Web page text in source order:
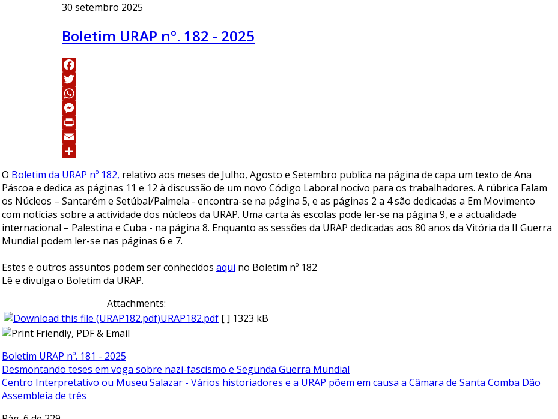
30 setembro 2025
Boletim URAP nº. 182 - 2025
Facebook
Twitter
WhatsApp
Messenger
Print
Email
O Boletim da URAP nº 182, relativo aos meses de Julho, Agosto e Setembro publica na página de capa um texto de Ana
Páscoa e dedica as páginas 11 e 12 à discussão de um novo Código Laboral nocivo para os trabalhadores. A rúbrica Falam
os Núcleos – Santarém e Setúbal/Palmela - encontra-se na página 5, e as páginas 2 a 4 são dedicadas a Em Movimento
com notícias sobre a actividade dos núcleos da URAP. Uma carta às escolas pode ler-se na página 9, e a actualidade
internacional – Palestina e Cuba - na página 8. Enquanto as sessões da URAP dedicadas aos 80 anos da Vitória da II Guerra
Mundial podem ler-se nas páginas 6 e 7.
Estes e outros assuntos podem ser conhecidos aqui no Boletim nº 182
Lê e divulga o Boletim da URAP.
Attachments:
URAP182.pdf [ ] 1323 kB
Boletim URAP nº. 181 - 2025
Desmontando teses em voga sobre nazi-fascismo e Segunda Guerra Mundial
Centro Interpretativo ou Museu Salazar - Vários historiadores e a URAP põem em causa a Câmara de Santa Comba Dão
Assembleia de três